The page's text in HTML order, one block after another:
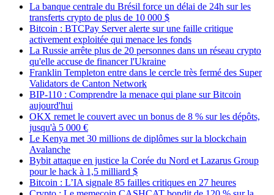
La banque centrale du Brésil force un délai de 24h sur les
transferts crypto de plus de 10 000 $
Bitcoin : BTCPay Server alerte sur une faille critique
activement exploitée qui menace les fonds
La Russie arrête plus de 20 personnes dans un réseau crypto
qu'elle accuse de financer l'Ukraine
Franklin Templeton entre dans le cercle très fermé des Super
Validators de Canton Network
BIP-110 : Comprendre la menace qui plane sur Bitcoin
aujourd'hui
OKX remet le couvert avec un bonus de 8 % sur les dépôts,
jusqu'à 5 000 €
Le Kenya met 30 millions de diplômes sur la blockchain
Avalanche
Bybit attaque en justice la Corée du Nord et Lazarus Group
pour le hack à 1,5 milliard $
Bitcoin : L’IA signale 85 failles critiques en 27 heures